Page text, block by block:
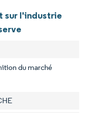
sur l'industrie
du marché